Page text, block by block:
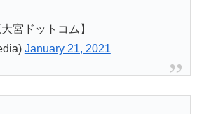
宮ドットコム】
January 21, 2021